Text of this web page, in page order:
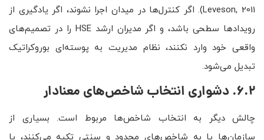
Leveson, 2011). اگر کنترل‌ها در میدان اجرا نشوند، اگر یادگیری از
رویدادها سطحی باشد، و اگر مدیران ارشد HSE را در تصمیم‌های
واقعی خود وارد نکنند، نظام مدیریت به پوسته‌ای بوروکراتیک
تبدیل می‌شود.
6.2. دشواری انتخاب شاخص‌های معنادار
چالش دیگر به انتخاب شاخص‌ها مربوط است. بسیاری از
سازمان‌ها یا به شاخص‌های محدود و سنتی تکیه می‌کنند، یا